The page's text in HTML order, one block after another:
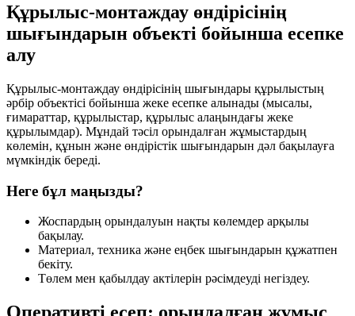
Құрылыс-монтаждау өндірісінің
шығындарын объекті бойынша есепке
алу
Құрылыс-монтаждау өндірісінің шығындары құрылыстың
әрбір объектісі бойынша жеке есепке алынады (мысалы,
ғимараттар, құрылыстар, құрылыс алаңындағы жеке
құрылымдар). Мұндай тәсіл орындалған жұмыстардың
көлемін, құнын және өндірістік шығындарын дәл бақылауға
мүмкіндік береді.
Неге бұл маңызды?
Жоспардың орындалуын нақты көлемдер арқылы
бақылау.
Материал, техника және еңбек шығындарын құжатпен
бекіту.
Төлем мен қабылдау актілерін рәсімдеуді негіздеу.